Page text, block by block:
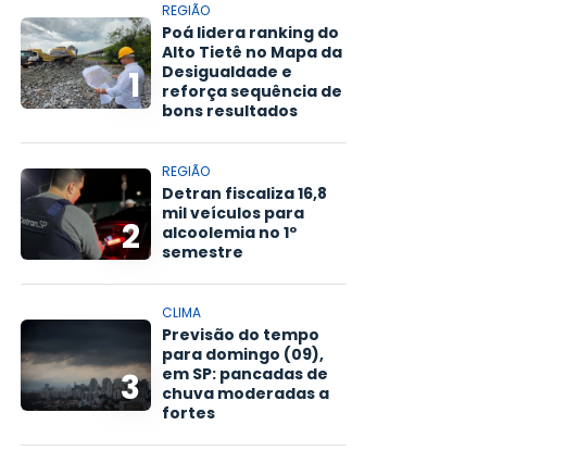
1
REGIÃO
Poá lidera ranking do
Alto Tietê no Mapa da
Desigualdade e
reforça sequência de
bons resultados
2
REGIÃO
Detran fiscaliza 16,8
mil veículos para
alcoolemia no 1º
semestre
3
CLIMA
Previsão do tempo
para domingo (09),
em SP: pancadas de
chuva moderadas a
fortes